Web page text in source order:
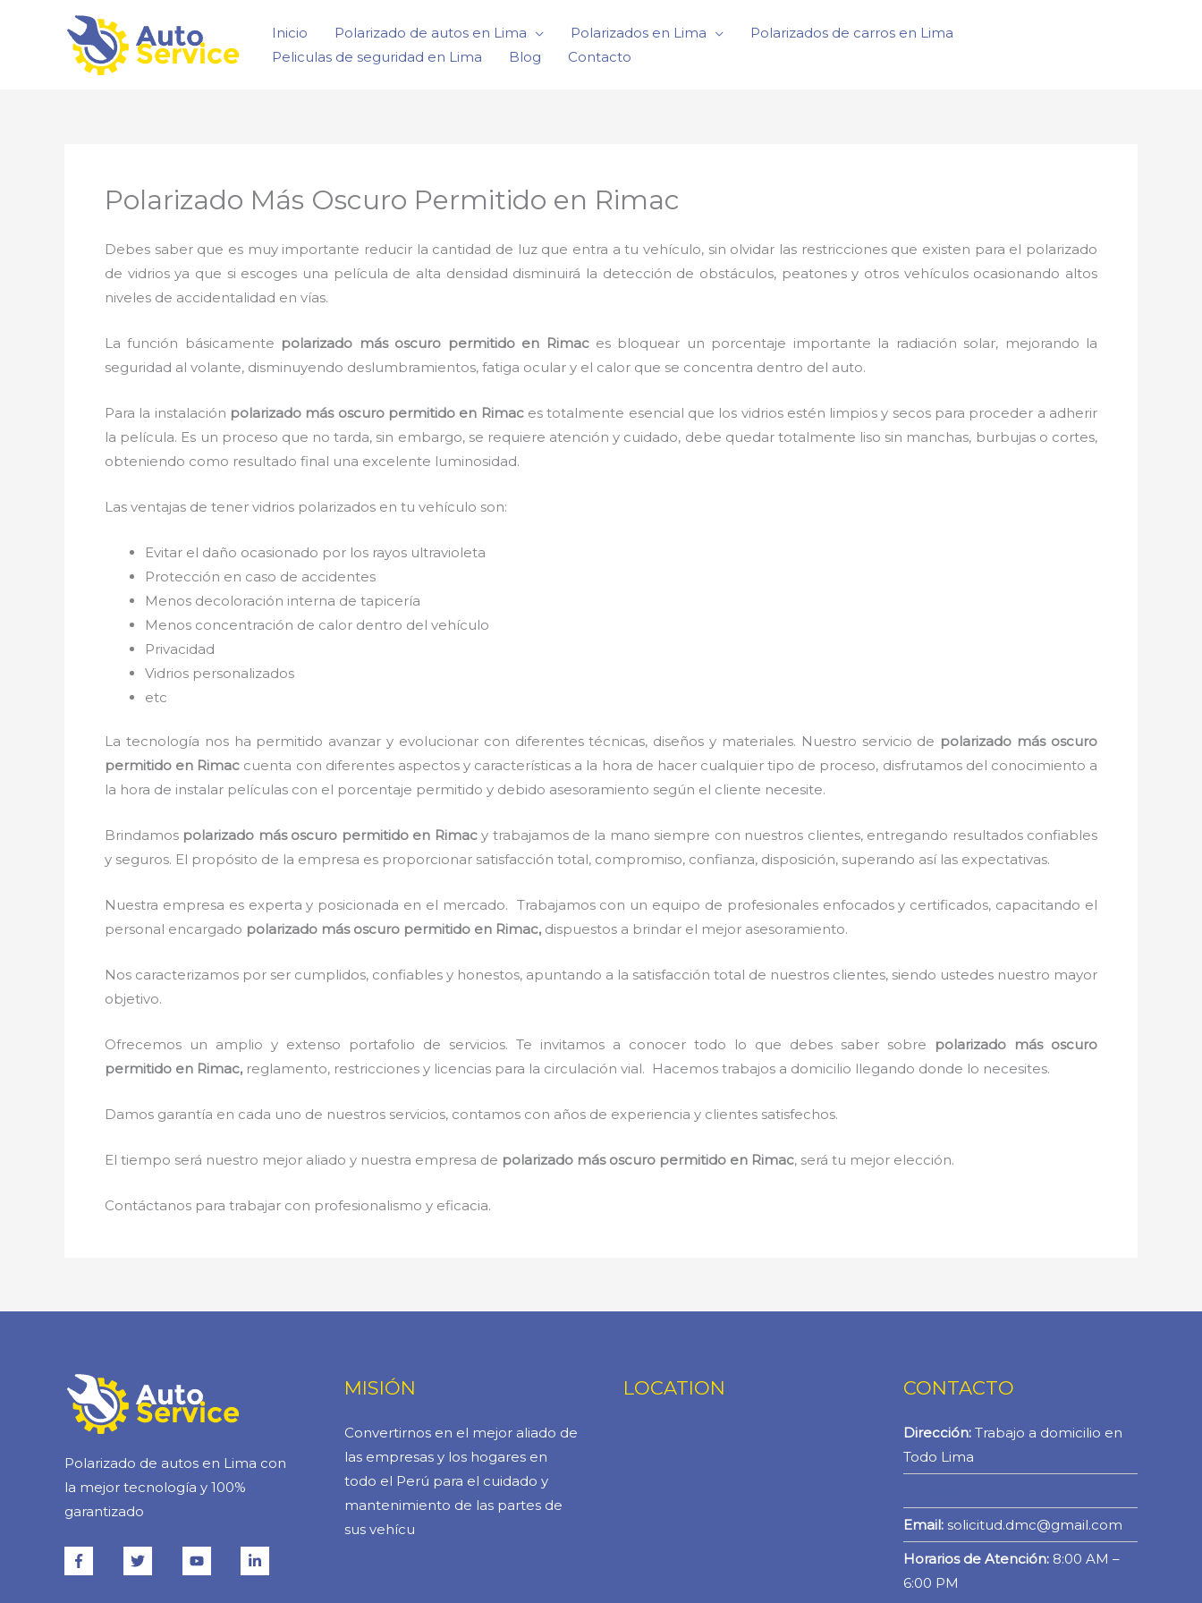
Inicio Polarizado de autos en Lima Polarizados en Lima
Polarizados de carros en Lima
Peliculas de seguridad en Lima
Blog Contacto
Polarizado Más Oscuro Permitido en Rimac
Debes saber que es muy importante reducir la cantidad de luz que entra a tu vehículo, sin olvidar las restricciones que existen para el polarizado
de vidrios ya que si escoges una película de alta densidad disminuirá la detección de obstáculos, peatones y otros vehículos ocasionando altos
niveles de accidentalidad en vías.
La función básicamente polarizado más oscuro permitido en Rimac es bloquear un porcentaje importante la radiación solar, mejorando la
seguridad al volante, disminuyendo deslumbramientos, fatiga ocular y el calor que se concentra dentro del auto.
Para la instalación polarizado más oscuro permitidoen Rimac estotalmente esencial que los vidrios estén limpios y secos para proceder a adherir
la película. Es un proceso que no tarda, sin embargo, se requiere atención y cuidado, debe quedar totalmente liso sin manchas, burbujas o cortes,
obteniendo como resultado final una excelente luminosidad.
Las ventajas de tener vidrios polarizados en tu vehículo son:
Evitar el daño ocasionado por los rayos ultravioleta
Protección en caso de accidentes
Menos decoloración interna de tapicería
Menos concentración de calor dentro del vehículo
Privacidad
Vidrios personalizados
etc
La tecnología nos ha permitido avanzar y evolucionar con diferentes técnicas, diseños y materiales. Nuestro servicio de polarizado más oscuro
permitido en Rimac cuenta con diferentes aspectos y características a la hora de hacer cualquier tipo de proceso, disfrutamos del conocimiento a
la hora de instalar películas con el porcentaje permitido y debido asesoramiento según el cliente necesite.
Brindamos polarizado más oscuro permitido en Rimacy trabajamos de la mano siempre con nuestros clientes, entregando resultados confiables
y seguros. El propósito de la empresa es proporcionar satisfacción total, compromiso, confianza, disposición, superando así las expectativas.
Nuestra empresa es experta y posicionada en el mercado. Trabajamos con un equipo de profesionales enfocados y certificados, capacitando el
personal encargado polarizado más oscuro permitido en Rimac, dispuestos a brindar el mejor asesoramiento.
Nos caracterizamos por ser cumplidos, confiables y honestos, apuntando a la satisfacción total de nuestros clientes, siendo ustedes nuestro mayor
objetivo.
Ofrecemos un amplio y extenso portafolio de servicios. Te invitamos a conocer todo lo que debes saber sobre polarizado más oscuro
permitido en Rimac, reglamento, restricciones y licencias para la circulación vial. Hacemos trabajos a domicilio llegando donde lo necesites.
Damos garantía en cada uno de nuestros servicios, contamos con años de experiencia y clientes satisfechos.
El tiempo será nuestro mejor aliado y nuestra empresa de polarizado más oscuro permitido en Rimac, será tu mejor elección.
Contáctanos para trabajar con profesionalismo y eficacia.
Polarizado de autos en Lima con
la mejor tecnología y 100%
garantizado
MISIÓN
Convertirnos en el mejor aliado de
las empresas y los hogares en
todo el Perú para el cuidado y
mantenimiento de las partes de
sus vehícu
LOCATION CONTACTO
Dirección:Trabajo a domicilio en
Todo Lima
Email: solicitud.dmc@gmail.com
Horarios de Atención:8:00 AM –
6:00 PM